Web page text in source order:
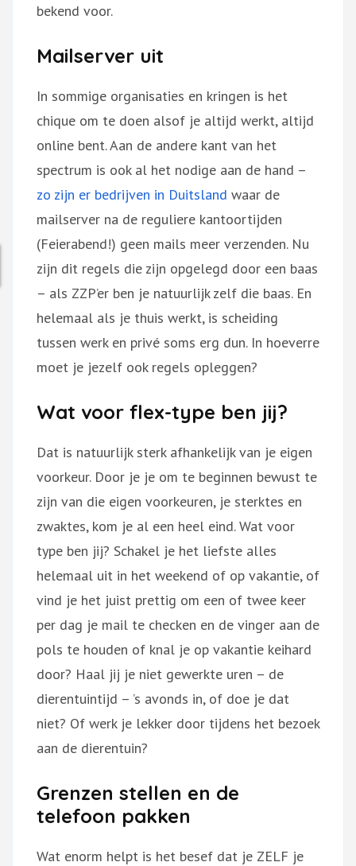
bekend voor.
Mailserver uit
In sommige organisaties en kringen is het
chique om te doen alsof je altijd werkt, altijd
online bent. Aan de andere kant van het
spectrum is ook al het nodige aan de hand –
zo zijn er bedrijven in Duitsland waar de
mailserver na de reguliere kantoortijden
(Feierabend!) geen mails meer verzenden. Nu
zijn dit regels die zijn opgelegd door een baas
– als ZZP’er ben je natuurlijk zelf die baas. En
helemaal als je thuis werkt, is scheiding
tussen werk en privé soms erg dun. In hoeverre
moet je jezelf ook regels opleggen?
Wat voor flex-type ben jij?
Dat is natuurlijk sterk afhankelijk van je eigen
voorkeur. Door je je om te beginnen bewust te
zijn van die eigen voorkeuren, je sterktes en
zwaktes, kom je al een heel eind. Wat voor
type ben jij? Schakel je het liefste alles
helemaal uit in het weekend of op vakantie, of
vind je het juist prettig om een of twee keer
per dag je mail te checken en de vinger aan de
pols te houden of knal je op vakantie keihard
door? Haal jij je niet gewerkte uren – de
dierentuintijd – ’s avonds in, of doe je dat
niet? Of werk je lekker door tijdens het bezoek
aan de dierentuin?
Grenzen stellen en de
telefoon pakken
Wat enorm helpt is het besef dat je ZELF je